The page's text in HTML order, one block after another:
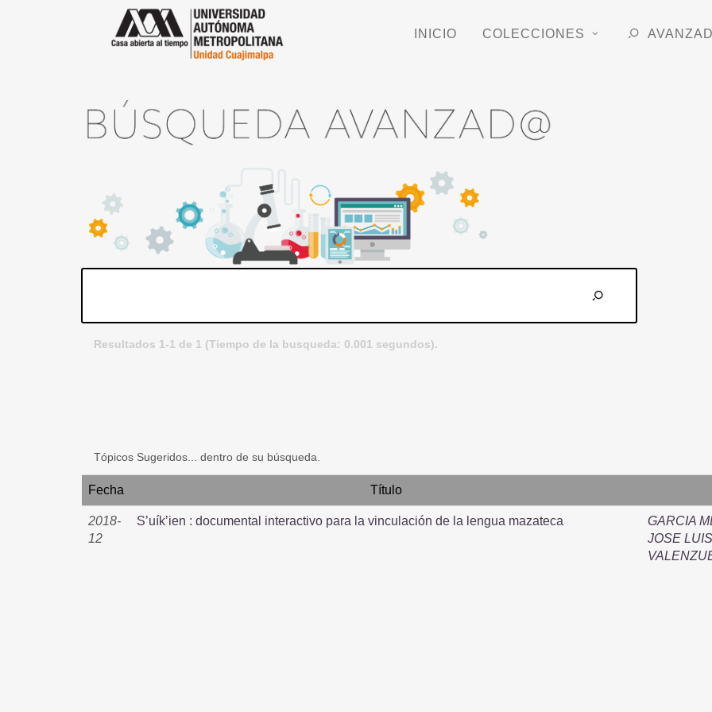
INICIO COLECCIONES
Resultados 1-1 de 1 (Tiempo de la busqueda: 0.001 segundos).
Tópicos Sugeridos... dentro de su búsqueda.
Fecha Título
2018-
12
S’uík’ien : documental interactivo para la vinculación de la lengua mazateca
GARCIA
JOSE LUIS